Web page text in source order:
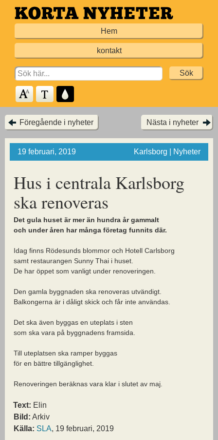
Hoppa
till
Hem
kontakt
Search
for:
Föregående i nyheter Nästa i nyheter
19 februari, 2019 Karlsborg | Nyheter
Hus i centrala Karlsborg
ska renoveras
Det gula huset är mer än hundra år gammalt
och under åren har många företag funnits där.
Idag finns Rödesunds blommor och Hotell Carlsborg
samt restaurangen Sunny Thai i huset.
De har öppet som vanligt under renoveringen.
Den gamla byggnaden ska renoveras utvändigt.
Balkongerna är i dåligt skick och får inte användas.
Det ska även byggas en uteplats i sten
som ska vara på byggnadens framsida.
Till uteplatsen ska ramper byggas
för en bättre tillgänglighet.
Renoveringen beräknas vara klar i slutet av maj.
Text: Elin
Bild: Arkiv
Källa: SLA, 19 februari, 2019